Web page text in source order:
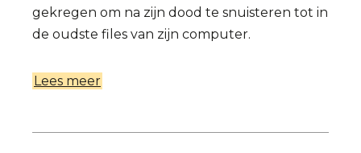
gekregen om na zijn dood te snuisteren tot in
de oudste files van zijn computer.
Lees meer